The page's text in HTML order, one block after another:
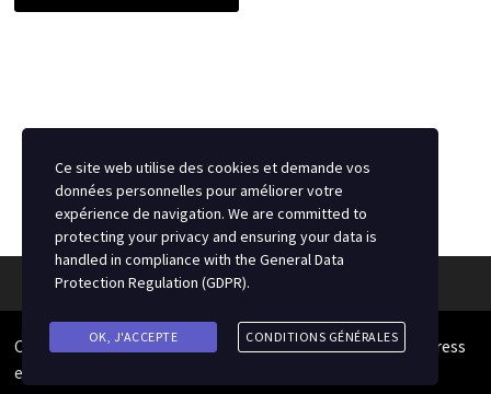
Copyright © 2026Source du Hockey. Alimenté parWordPress
et
Ce site web utilise des cookies et demande vos
données personnelles pour améliorer votre
expérience de navigation. We are committed to
protecting your privacy and ensuring your data is
handled in compliance with the General Data
Protection Regulation (GDPR).
OK, J'ACCEPTE CONDITIONS GÉNÉRALES